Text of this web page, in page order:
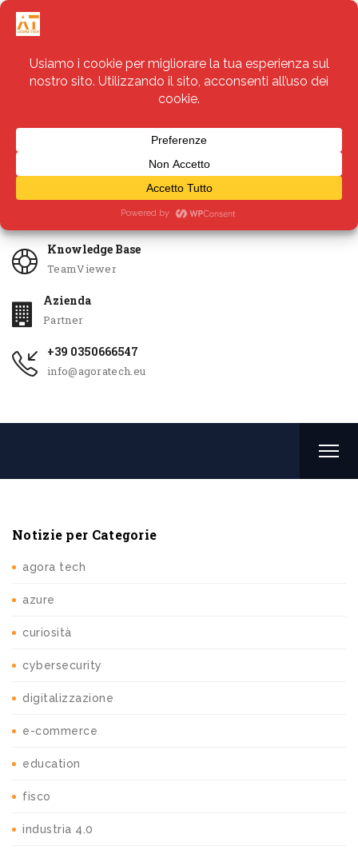
Servizi
Knowledge Base
TeamViewer
Azienda
Partner
+39 0350666547
info@agoratech.eu
Notizie per Categorie
agora tech
azure
curiosità
cybersecurity
digitalizzazione
e-commerce
education
fisco
industria 4.0